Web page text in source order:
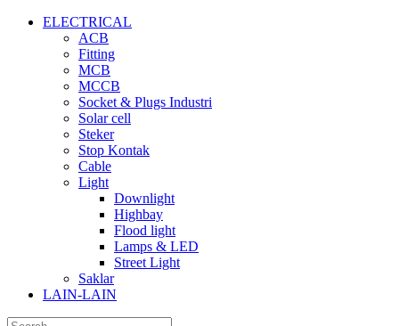
ELECTRICAL
ACB
Fitting
MCB
MCCB
Socket & Plugs Industri
Solar cell
Steker
Stop Kontak
Cable
Light
Downlight
Highbay
Flood light
Lamps & LED
Street Light
Saklar
LAIN-LAIN